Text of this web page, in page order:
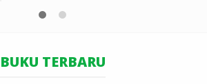
BUKU TERBARU